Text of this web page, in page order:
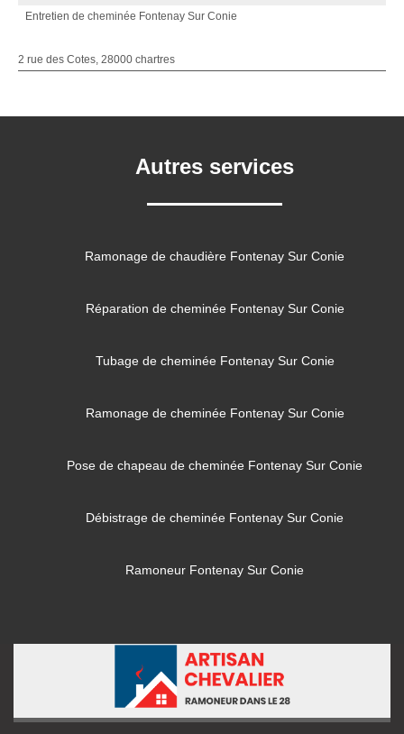
Entretien de cheminée Fontenay Sur Conie
2 rue des Cotes, 28000 chartres
Autres services
Ramonage de chaudière Fontenay Sur Conie
Réparation de cheminée Fontenay Sur Conie
Tubage de cheminée Fontenay Sur Conie
Ramonage de cheminée Fontenay Sur Conie
Pose de chapeau de cheminée Fontenay Sur Conie
Débistrage de cheminée Fontenay Sur Conie
Ramoneur Fontenay Sur Conie